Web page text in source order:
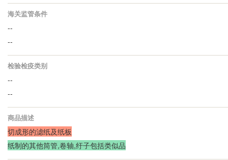
海关监管条件
--
--
检验检疫类别
--
--
商品描述
切成形的滤纸及纸板
纸制的其他筒管,卷轴,纡子包括类似品